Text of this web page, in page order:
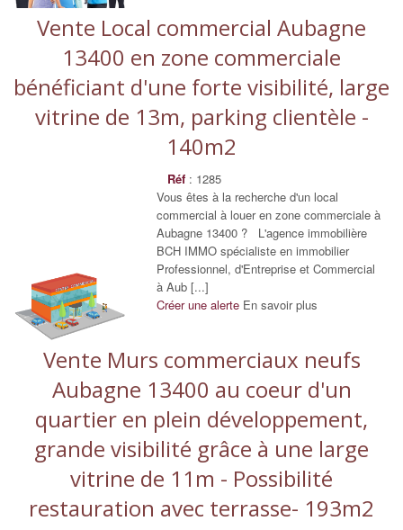
Vente Local commercial Aubagne
13400 en zone commerciale
bénéficiant d'une forte visibilité, large
vitrine de 13m, parking clientèle -
140m2
Réf : 1285
Vous êtes à la recherche d'un local
commercial à louer en zone commerciale à
Aubagne 13400 ? L'agence immobilière
BCH IMMO spécialiste en immobilier
Professionnel, d'Entreprise et Commercial
à Aub [...]
Créer une alerte En savoir plus
Vente Murs commerciaux neufs
Aubagne 13400 au coeur d'un
quartier en plein développement,
grande visibilité grâce à une large
vitrine de 11m - Possibilité
restauration avec terrasse- 193m2